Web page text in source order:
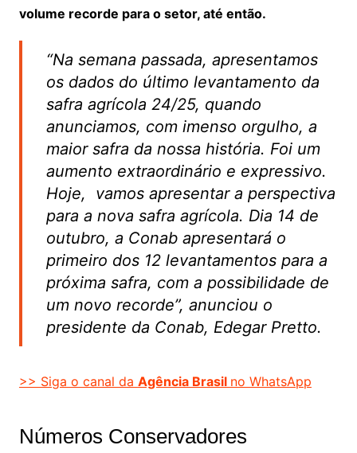
volume recorde para o setor, até então.
“Na semana passada, apresentamos
os dados do último levantamento da
safra agrícola 24/25, quando
anunciamos, com imenso orgulho, a
maior safra da nossa história. Foi um
aumento extraordinário e expressivo.
Hoje, vamos apresentar a perspectiva
para a nova safra agrícola. Dia 14 de
outubro, a Conab apresentará o
primeiro dos 12 levantamentos para a
próxima safra, com a possibilidade de
um novo recorde”, anunciou o
presidente da Conab, Edegar Pretto.
>> Siga o canal da Agência Brasil no WhatsApp
Números Conservadores